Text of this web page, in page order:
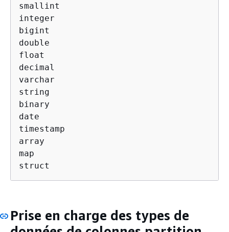
smallint
integer
bigint
double
float
decimal
varchar
string
binary
date
timestamp
array
map
struct
Prise en charge des types de